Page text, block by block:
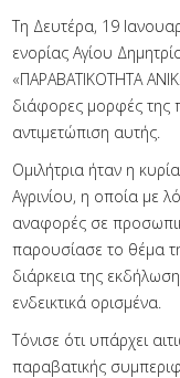
Τη Δευτέρα, 19
ενορίας Αγίου
«ΠΑΡΑΒΑΤΙΚΟΤΗΤΑ
διάφορες μορφές της
αντιμετώπιση αυτής.
Ομιλήτρια ήταν η
Αγρινίου, η οποία με
αναφορές σε
παρουσίασε το θέμα
διάρκεια της
ενδεικτικά ορισμένα.
Τόνισε ότι υπάρχει
παραβατικής